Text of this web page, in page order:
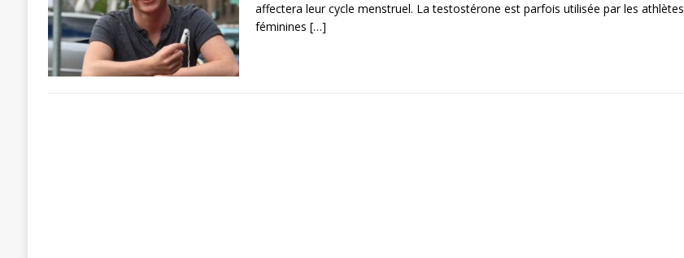
affectera leur cycle menstruel. La testostérone est parfois utilisée par les athlètes
féminines […]